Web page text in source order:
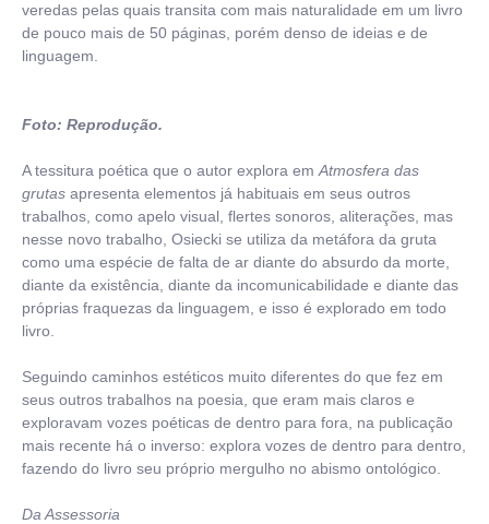
veredas pelas quais transita com mais naturalidade em um livro
de pouco mais de 50 páginas, porém denso de ideias e de
linguagem.
Foto: Reprodução.
A tessitura poética que o autor explora em Atmosfera das
grutas apresenta elementos já habituais em seus outros
trabalhos, como apelo visual, flertes sonoros, aliterações, mas
nesse novo trabalho, Osiecki se utiliza da metáfora da gruta
como uma espécie de falta de ar diante do absurdo da morte,
diante da existência, diante da incomunicabilidade e diante das
próprias fraquezas da linguagem, e isso é explorado em todo
livro.
Seguindo caminhos estéticos muito diferentes do que fez em
seus outros trabalhos na poesia, que eram mais claros e
exploravam vozes poéticas de dentro para fora, na publicação
mais recente há o inverso: explora vozes de dentro para dentro,
fazendo do livro seu próprio mergulho no abismo ontológico.
Da Assessoria